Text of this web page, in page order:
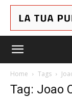
Home Tags
Tag: Joao